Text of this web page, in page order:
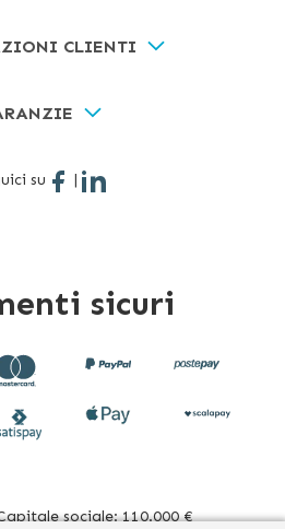
CLIENTI
su |
sicuri
sociale: 110.000 €